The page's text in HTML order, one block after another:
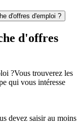
d'offres d'emploi ?
d'offres
?Vous trouverez les
qui vous intéresse
devez saisir au moins